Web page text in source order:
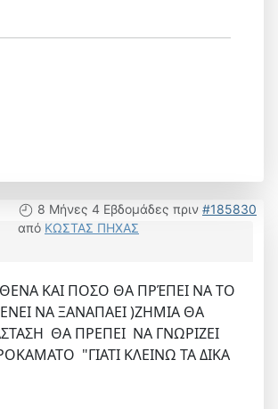
8 Μήνες 4 Εβδομάδες πριν #185830
από ΚΩΣΤΑΣ ΠΗΧΑΣ
ΚΑΙ ΠΟΣΟ ΘΑ ΠΡΈΠΕΙ ΝΑ ΤΟ
ΝΑ ΞΑΝΑΠΑΕΙ )ΖΗΜΙΑ ΘΑ
ΘΑ ΠΡΕΠΕΙ ΝΑ ΓΝΩΡΙΖΕΙ
"ΓΙΑΤΙ ΚΛΕΙΝΩ ΤΑ ΔΙΚΑ